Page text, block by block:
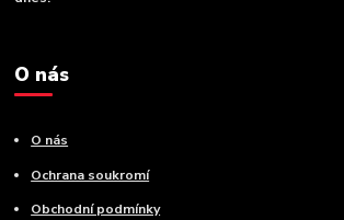
O nás
O nás
Ochrana soukromí
Obchodní podmínky